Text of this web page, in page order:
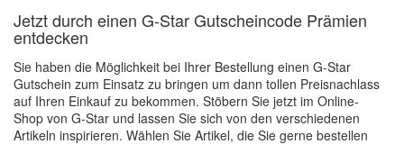
Jetzt durch einen G-Star Gutscheincode Prämien
entdecken
Sie haben die Möglichkeit bei Ihrer Bestellung einen G-Star
Gutschein zum Einsatz zu bringen um dann tollen Preisnachlass
auf Ihren Einkauf zu bekommen. Stöbern Sie jetzt im Online-
Shop von G-Star und lassen Sie sich von den verschiedenen
Artikeln inspirieren. Wählen Sie Artikel, die Sie gerne bestellen